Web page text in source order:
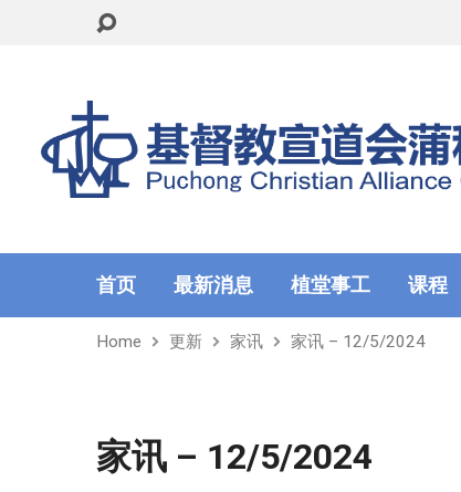
首页 最新消息 植堂事工 课程
Home 更新 家讯 家讯 – 12/5/2024
家讯 – 12/5/2024